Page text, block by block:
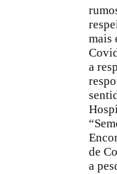
mais
a
de
a